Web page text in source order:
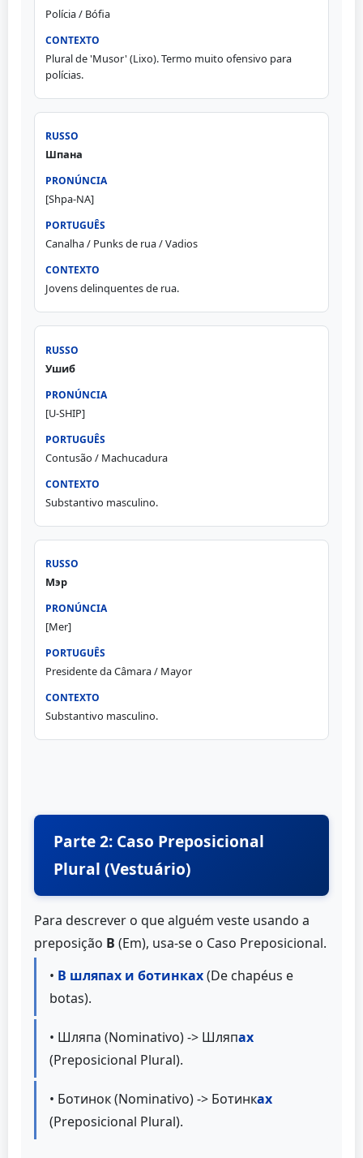
Polícia / Bófia
Plural de 'Musor' (Lixo). Termo muito ofensivo para
polícias.
Шпана
[Shpa-NA]
Canalha / Punks de rua / Vadios
Jovens delinquentes de rua.
Ушиб
[U-SHIP]
Contusão / Machucadura
Substantivo masculino.
Мэр
[Mer]
Presidente da Câmara / Mayor
Substantivo masculino.
Parte 2: Caso Preposicional
Plural (Vestuário)
Para descrever o que alguém veste usando a
preposição В (Em), usa-se o Caso Preposicional.
• В шляпах и ботинках(De chapéus e
botas).
• Шляпа (Nominativo) -> Шляпах
(Preposicional Plural).
• Ботинок (Nominativo) -> Ботинках
(Preposicional Plural).